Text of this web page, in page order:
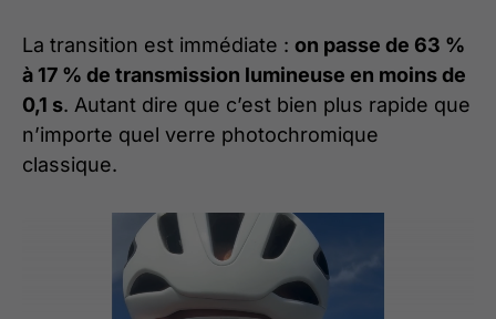
La transition est immédiate : on passe de 63 %
à 17 % de transmission lumineuse en moins de
0,1 s. Autant dire que c’est bien plus rapide que
n’importe quel verre photochromique
classique.